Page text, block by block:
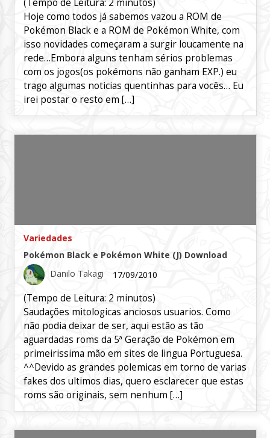
(Tempo de Leitura: 2 minutos)
Hoje como todos já sabemos vazou a ROM de
Pokémon Black e a ROM de Pokémon White, com
isso novidades começaram a surgir loucamente na
rede…Embora alguns tenham sérios problemas
com os jogos(os pokémons não ganham EXP.) eu
trago algumas noticias quentinhas para vocês… Eu
irei postar o resto em […]
Variedades
Pokémon Black e Pokémon White (J) Download
Danilo Takagi
17/09/2010
(Tempo de Leitura: 2 minutos)
Saudações mitologicas anciosos usuarios. Como
não podia deixar de ser, aqui estão as tão
aguardadas roms da 5ª Geração de Pokémon em
primeirissima mão em sites de lingua Portuguesa.
^^Devido as grandes polemicas em torno de varias
fakes dos ultimos dias, quero esclarecer que estas
roms são originais, sem nenhum […]